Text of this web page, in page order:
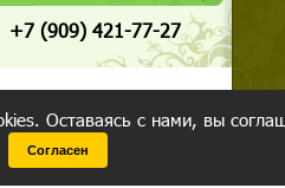
+7 (909) 421-77-27
Оставаясь с нами, вы
Согласен